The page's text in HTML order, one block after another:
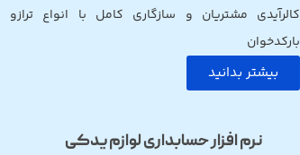
کالرآیدی مشتریان و سازگاری کامل با انواع ترازو
بارکدخوان
بیشتر بدانید
نرم افزار حسابداری لوازم یدکی